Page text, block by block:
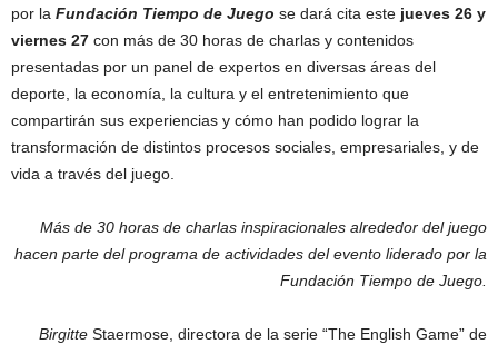
por la Fundación Tiempo de Juego se dará cita este jueves 26 y
viernes 27 con más de 30 horas de charlas y contenidos
presentadas por un panel de expertos en diversas áreas del
deporte, la economía, la cultura y el entretenimiento que
compartirán sus experiencias y cómo han podido lograr la
transformación de distintos procesos sociales, empresariales, y de
vida a través del juego.
Más de 30 horas de charlas inspiracionales alrededor del juego
hacen parte del programa de actividades del evento liderado por la
Fundación Tiempo de Juego.
Birgitte Staermose, directora de la serie “The English Game” de